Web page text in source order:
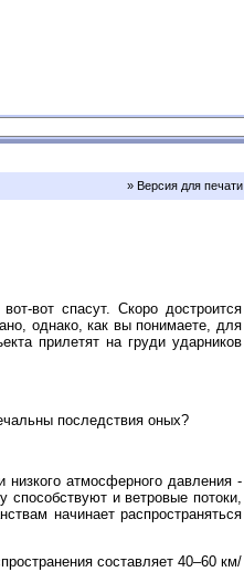
» Версия для печати
вот спасут. Скоро достроится
однако, как вы понимаете, для
прилетят на груди ударников
последствия оных?
атмосферного давления -
и ветровые потоки,
начинает распространяться
составляет 40–60 км/